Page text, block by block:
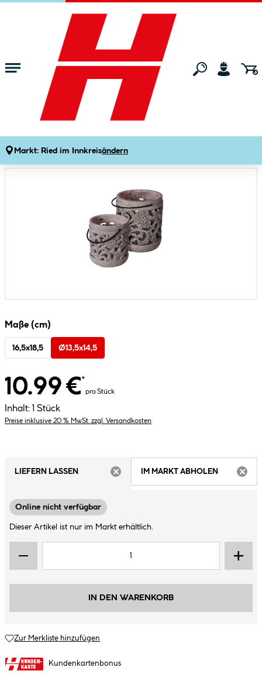
Zum Hauptinhalt springen
Markt: Ried im Innkreisändern
Gartenmarkt Gartendeko Sonstige Gartendeko
Laterne Durchmesser 13,5 x 14,5 cm grau
Maße (cm)
16,5x18,5 Ø13,5x14,5
10.99 €*
pro Stück
Inhalt: 1 Stück
Preise inklusive 20 % MwSt. zzgl. Versandkosten
LIEFERN LASSEN
IM MARKT ABHOLEN
Online nicht verfügbar
Dieser Artikel ist nur im Markt erhältlich.
IN DEN WARENKORB
Zur Merkliste hinzufügen
Kundenkartenbonus